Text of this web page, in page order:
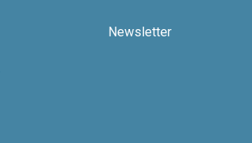
Newsletter